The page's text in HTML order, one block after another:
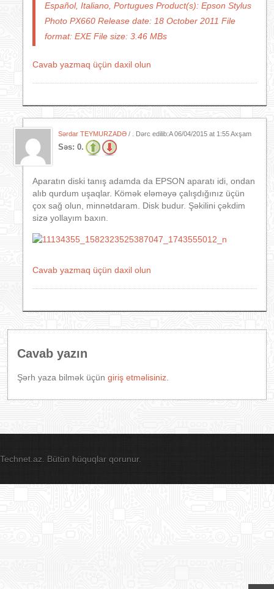
Español, Italiano, Portugues Product(s): Epson Stylus
Photo PX660 Release date: 18 October 2011 File
format: EXE File size: 3.46 MBs
Cavab yazmaq üçün daxil olun
Sərdar TEYMURZADƏ / . Dərc edilib:A06/04/2015 at 1:55 Axşam
Səs: 0.
Aparatın diski tanış adamda da EPSON aparatı idi, ondan
alıb qurdum uşaqlar. Kömək eləməyə çalışdığınız üçün
çox sağ olun, minnətdaram. Disk budur. Şəkilini çəkdim
sizə yollayım baxın.
Cavab yazmaq üçün daxil olun
Cavab yazın
Şərh yaza bilmək üçün giriş etməlisiniz
Technet.az. Bütün hüquqlar qorunur.